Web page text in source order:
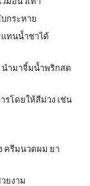
กระหาย
ทนน้ำชาได้
ำมาจิ้มน้ำพริกสด
โดยให้สีม่วง เช่น
ครีมนวดผม ยา
ยงาม